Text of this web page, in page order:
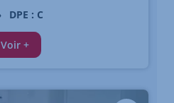
DPE : C
Voir +